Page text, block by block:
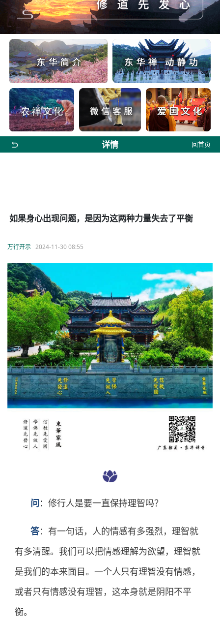
详情 回首页
如果身心出现问题，是因为这两种力量失去了平衡
万行开示 2024-11-30 08:55
问： 修行人是要一直保持理智吗？
答： 有一句话，人的情感有多强烈，理智就
有多清醒。我们可以把情感理解为欲望，理智就
是我们的本来面目。一个人只有理智没有情感，
或者只有情感没有理智，这本身就是阴阳不平
衡。